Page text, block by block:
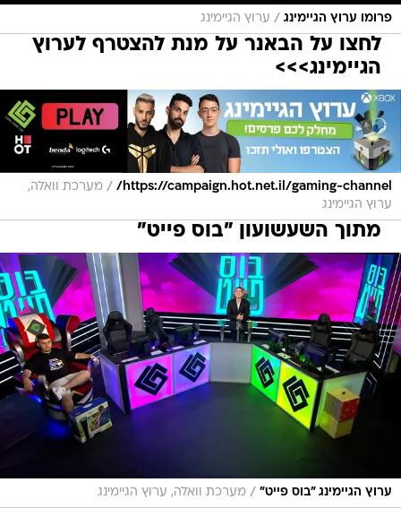
פרומו ערוץ הגיימינג / ערוץ הגיימינג
לחצו על הבאנר על מנת להצטרף לערוץ
הגיימינג>>>
https://campaign.hot.net.il/gaming-channel/
/ מערכת וואלה,
ערוץ הגיימינג
מתוך השעשועון "בוס פייט"
ערוץ הגיימינג "בוס פייט" / מערכת וואלה, ערוץ הגיימינג